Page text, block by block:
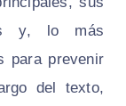
y, lo más
para prevenir
del texto,